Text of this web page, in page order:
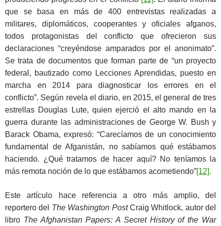
que se basa en más de 400 entrevistas realizadas a
militares, diplomáticos, cooperantes y oficiales afganos,
todos protagonistas del conflicto que ofrecieron sus
declaraciones “creyéndose amparados por el anonimato”.
Se trata de documentos que forman parte de “un proyecto
federal, bautizado como Lecciones Aprendidas, puesto en
marcha en 2014 para diagnosticar los errores en el
conflicto”. Según revela el diario, en 2015, el general de tres
estrellas Douglas Lute, quien ejerció el alto mando en la
guerra durante las administraciones de George W. Bush y
Barack Obama, expresó: “Carecíamos de un conocimiento
fundamental de Afganistán, no sabíamos qué estábamos
haciendo. ¿Qué tratamos de hacer aquí? No teníamos la
más remota noción de lo que estábamos acometiendo”[12].
Este artículo hace referencia a otro más amplio, del
reportero del The Washington PostCraig Whitlock, autor del
libro The Afghanistan Papers: A Secret History of the War